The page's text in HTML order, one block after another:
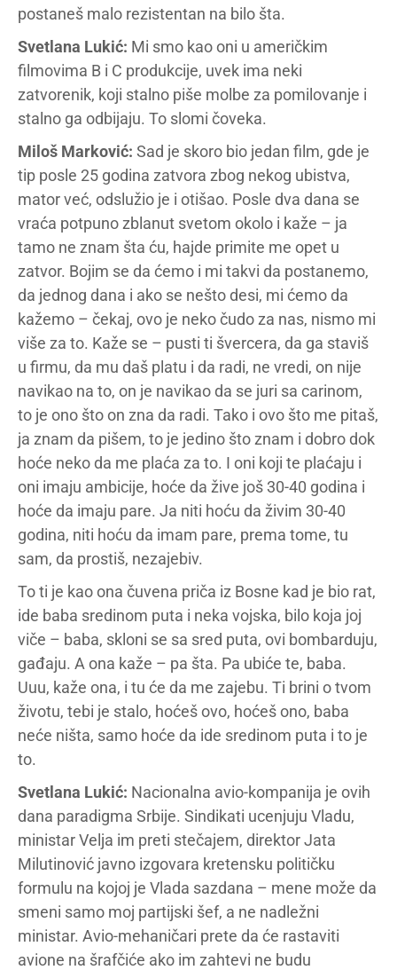
postaneš malo rezistentan na bilo šta.
Svetlana Lukić: Mi smo kao oni u američkim
filmovima B i C produkcije, uvek ima neki
zatvorenik, koji stalno piše molbe za pomilovanje i
stalno ga odbijaju. To slomi čoveka.
Miloš Marković: Sad je skoro bio jedan film, gde je
tip posle 25 godina zatvora zbog nekog ubistva,
mator već, odslužio je i otišao. Posle dva dana se
vraća potpuno zblanut svetom okolo i kaže – ja
tamo ne znam šta ću, hajde primite me opet u
zatvor. Bojim se da ćemo i mi takvi da postanemo,
da jednog dana i ako se nešto desi, mi ćemo da
kažemo – čekaj, ovo je neko čudo za nas, nismo mi
više za to. Kaže se – pusti ti švercera, da ga staviš
u firmu, da mu daš platu i da radi, ne vredi, on nije
navikao na to, on je navikao da se juri sa carinom,
to je ono što on zna da radi. Tako i ovo što me pitaš,
ja znam da pišem, to je jedino što znam i dobro dok
hoće neko da me plaća za to. I oni koji te plaćaju i
oni imaju ambicije, hoće da žive još 30-40 godina i
hoće da imaju pare. Ja niti hoću da živim 30-40
godina, niti hoću da imam pare, prema tome, tu
sam, da prostiš, nezajebiv.
To ti je kao ona čuvena priča iz Bosne kad je bio rat,
ide baba sredinom puta i neka vojska, bilo koja joj
viče – baba, skloni se sa sred puta, ovi bombarduju,
gađaju. A ona kaže – pa šta. Pa ubiće te, baba.
Uuu, kaže ona, i tu će da me zajebu. Ti brini o tvom
životu, tebi je stalo, hoćeš ovo, hoćeš ono, baba
neće ništa, samo hoće da ide sredinom puta i to je
to.
Svetlana Lukić: Nacionalna avio-kompanija je ovih
dana paradigma Srbije. Sindikati ucenjuju Vladu,
ministar Velja im preti stečajem, direktor Jata
Milutinović javno izgovara kretensku političku
formulu na kojoj je Vlada sazdana – mene može da
smeni samo moj partijski šef, a ne nadležni
ministar. Avio-mehaničari prete da će rastaviti
avione na šrafčiće ako im zahtevi ne budu